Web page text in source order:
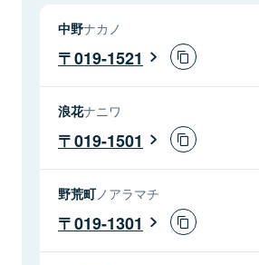
中野ナカノ
019-1521
浪花ナニワ
019-1501
野荒町ノアラマチ
019-1301